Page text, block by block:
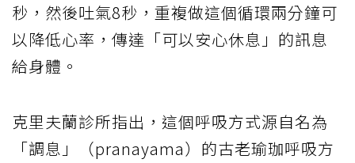
秒，然後吐氣8秒，重複做這個循環兩分鐘可
以降低心率，傳達「可以安心休息」的訊息
給身體。
克里夫蘭診所指出，這個呼吸方式源自名為
「調息」（pranayama）的古老瑜珈呼吸方